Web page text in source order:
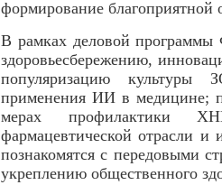
формирование
В рамках деловой программы
здоровьесбережению,
популяризацию
применения ИИ в медицине;
мерах профилактики
фармацевтической отрасли и
познакомятся с передовыми
укреплению общественного